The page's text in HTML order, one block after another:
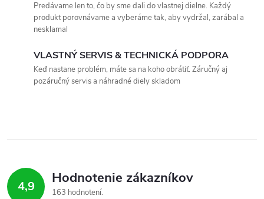
Predávame len to, čo by sme dali do vlastnej dielne. Každý
produkt porovnávame a vyberáme tak, aby vydržal, zarábal a
nesklamal
VLASTNÝ SERVIS & TECHNICKÁ PODPORA
Keď nastane problém, máte sa na koho obrátiť. Záručný aj
pozáručný servis a náhradné diely skladom
4,9 Hodnotenie zákazníkov
163 hodnotení